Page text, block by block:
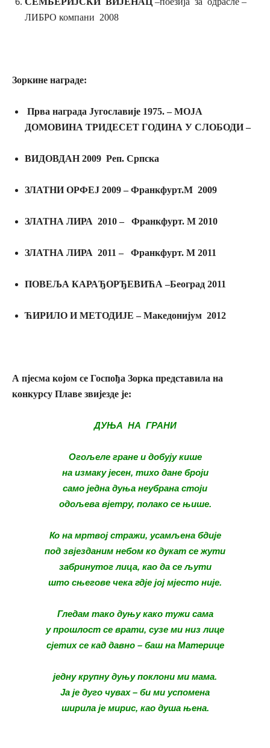
ЛИБРО компани 2008
Зоркине награде:
Прва награда Југославије 1975. – МОЈА
ДОМОВИНА ТРИДЕСЕТ ГОДИНА У СЛОБОДИ –
ВИДОВДАН 2009 Реп. Српска
ЗЛАТНИ ОРФЕЈ 2009 – Франкфурт.М 2009
ЗЛАТНА ЛИРА 2010 – Франкфурт. М 2010
ЗЛАТНА ЛИРА 2011 – Франкфурт. М 2011
ПОВЕЉА КАРАЂОРЂЕВИЋА –Београд 2011
ЋИРИЛО И МЕТОДИЈЕ – Македонијум 2012
А пјесма којом се Госпођа Зорка представила на
конкурсу Плаве звијезде је:
ДУЊА НА ГРАНИ
Огољеле гране и добују кише
на измаку јесен, тихо дане броји
само једна дуња неубрана стоји
одољева вјетру, полако се њише.
Ко на мртвој стражи, усамљена бдије
под звјезданим небом ко дукат се жути
забринутог лица, као да се љути
што сњегове чека гдје јој мјесто није.
Гледам тако дуњу како тужи сама
у прошлост се врати, сузе ми низ лице
сјетих се кад давно – баш на Материце
једну крупну дуњу поклони ми мама.
Ја је дуго чувах – би ми успомена
ширила је мирис, као душа њена.